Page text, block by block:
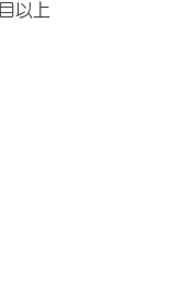
以上